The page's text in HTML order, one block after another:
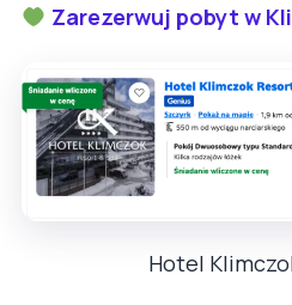
Zarezerwuj pobyt w
Hotel